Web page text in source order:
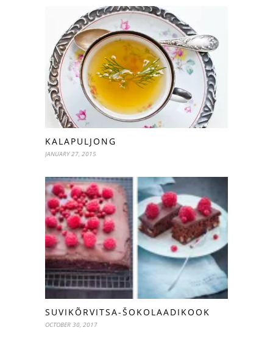
KALAPULJONG
JANUARY 27, 2015
SUVIKÕRVITSA-ŠOKOLAADIKOOK
OCTOBER 30, 2017